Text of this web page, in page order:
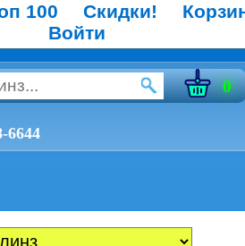
100 Скидки!
Войти
0
6644